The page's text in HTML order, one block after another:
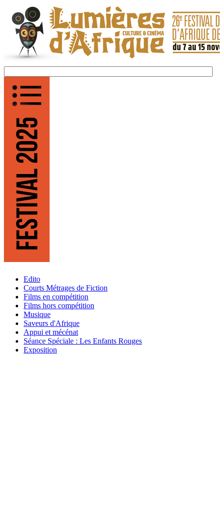
Edito
Courts Métrages de Fiction
Films en compétition
Films hors compétition
Musique
Saveurs d'Afrique
Appui et mécénat
Séance Spéciale : Les Enfants Rouges
Exposition